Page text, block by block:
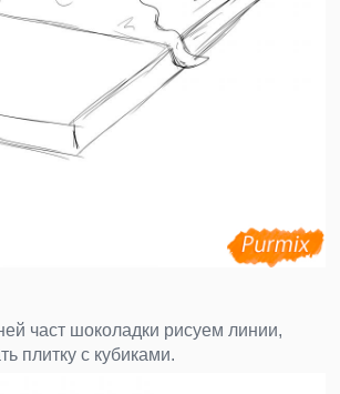
част шоколадки рисуем линии,
плитку с кубиками.